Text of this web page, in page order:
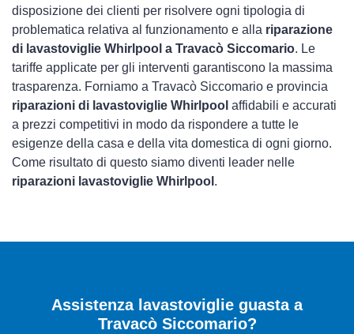
disposizione dei clienti per risolvere ogni tipologia di
problematica relativa al funzionamento e alla riparazione
di lavastoviglie Whirlpool a Travacò Siccomario. Le
tariffe applicate per gli interventi garantiscono la massima
trasparenza. Forniamo a Travacò Siccomario e provincia
riparazioni di lavastoviglie Whirlpool affidabili e accurati
a prezzi competitivi in modo da rispondere a tutte le
esigenze della casa e della vita domestica di ogni giorno.
Come risultato di questo siamo diventi leader nelle
riparazioni lavastoviglie Whirlpool .
Assistenza lavastoviglie guasta a
Travacò Siccomario?